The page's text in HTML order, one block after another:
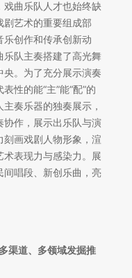
戏曲乐队人才也始终缺
剧艺术的重要组成部
创作和传承创新动
乐队主奏搭建了高光舞
。为了充分展示演奏
性的能“主”能“配”的
奏乐器的独奏展示，
协作，展示出乐队与演
刻画戏剧人物形象，渲
表现力与感染力。展
间唱段、新创乐曲，亮
渠道、多领域发掘推